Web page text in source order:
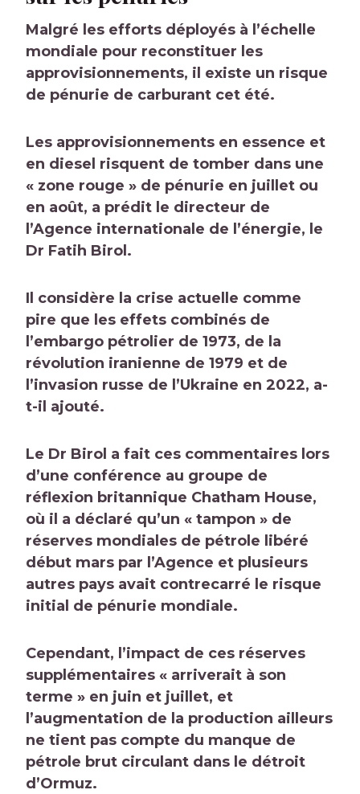
Malgré les efforts déployés à l’échelle
mondiale pour reconstituer les
approvisionnements, il existe un risque
de pénurie de carburant cet été.
Les approvisionnements en essence et
en diesel risquent de tomber dans une
« zone rouge » de pénurie en juillet ou
en août, a prédit le directeur de
l’Agence internationale de l’énergie, le
Dr Fatih Birol.
Il considère la crise actuelle comme
pire que les effets combinés de
l’embargo pétrolier de 1973, de la
révolution iranienne de 1979 et de
l’invasion russe de l’Ukraine en 2022, a-
t-il ajouté.
Le Dr Birol a fait ces commentaires lors
d’une conférence au groupe de
réflexion britannique Chatham House,
où il a déclaré qu’un « tampon » de
réserves mondiales de pétrole libéré
début mars par l’Agence et plusieurs
autres pays avait contrecarré le risque
initial de pénurie mondiale.
Cependant, l’impact de ces réserves
supplémentaires « arriverait à son
terme » en juin et juillet, et
l’augmentation de la production ailleurs
ne tient pas compte du manque de
pétrole brut circulant dans le détroit
d’Ormuz.